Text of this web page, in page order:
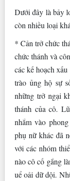
Dưới đây là bảy
còn nhiều loại
* Cản trở chức
chức thánh và
các kế hoạch
trào ủng hộ sự
những trở ngại
thánh của cô.
nhắm vào
phụ nữ khác đã
với các nhóm
nào cô cố gắng
uể oải dữ dội.